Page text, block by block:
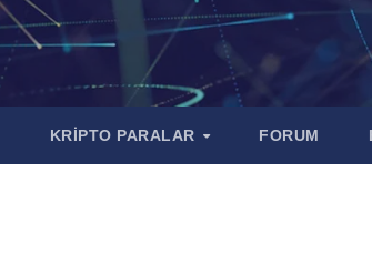
KRİPTO PARALAR FORUM